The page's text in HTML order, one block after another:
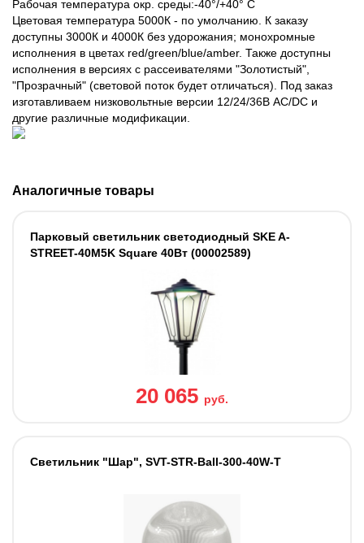
Рабочая температура окр. среды:-40°/+40° С
Цветовая температура 5000К - по умолчанию. К заказу
доступны 3000К и 4000К без удорожания; монохромные
исполнения в цветах red/green/blue/amber. Также доступны
исполнения в версиях с рассеивателями "Золотистый",
"Прозрачный" (световой поток будет отличаться). Под заказ
изготавливаем низковольтные версии 12/24/36В AC/DC и
другие различные модификации.
Аналогичные товары
Парковый светильник светодиодный SKE A-
STREET-40M5K Square 40Вт (00002589)
20 065 руб.
Светильник "Шар", SVT-STR-Ball-300-40W-T